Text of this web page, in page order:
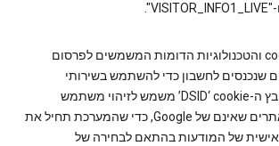
חלק מקובצי ה-cookie והטכנולוגיות הדומות המשמשים לפרסום
שנכנסים לחשבון כדי להשתמש בשירותי
Google. לדוגמה, קובץ ה-cookie‏ ‘DSID’ משמש לזיהוי משתמש
שמחובר לחשבון באתרים שאינם של Google, כדי שהמערכת תחיל את
של המודעות בהתאם לבחירה של